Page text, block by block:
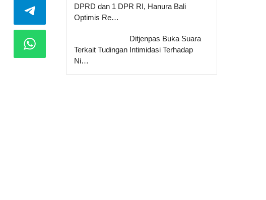
DPRD dan 1 DPR RI, Hanura Bali
Optimis Re…
Ditjenpas Buka Suara
Terkait Tudingan Intimidasi Terhadap
Ni…